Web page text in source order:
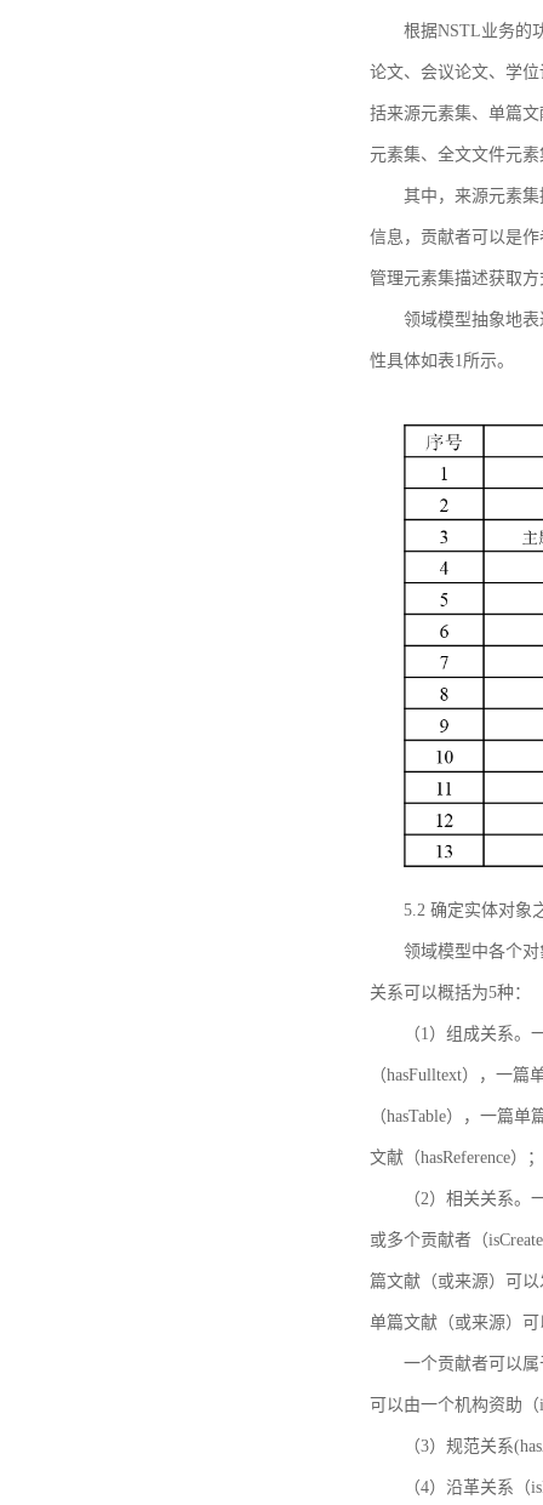
根据NSTL业务的
论文、会议论文、学
括来源元素集、单篇
元素集、全文文件元
其中，来源元素
信息，贡献者可以是
管理元素集描述获取
领域模型抽象地
性具体如表1所示。
5.2 确定实体对象
领域模型中各个
关系可以概括为5种：
（1）组成关系
（hasFulltext），一
（hasTable），一篇
文献（hasReference）；
（2）相关关系
或多个贡献者（
篇文献（或来源）可
单篇文献（或来源）可
一个贡献者可以
可以由一个机构资助（
（3）规范关系
（4）沿革关系